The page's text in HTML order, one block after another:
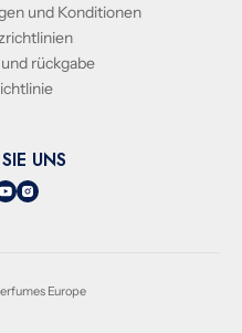
und Konditionen
rückgabe
UNS
Europe